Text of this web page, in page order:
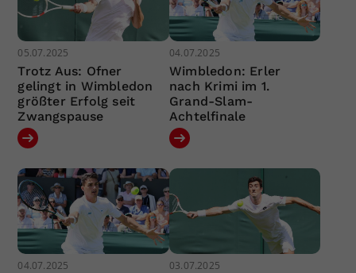
05.07.2025
Trotz Aus: Ofner
gelingt in Wimbledon
größter Erfolg seit
Zwangspause
04.07.2025
Wimbledon: Erler
nach Krimi im 1.
Grand-Slam-
Achtelfinale
04.07.2025 03.07.2025